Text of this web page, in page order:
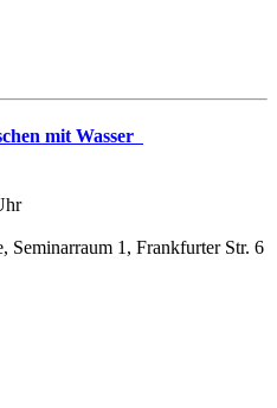
mit Wasser
Seminarraum 1, Frankfurter Str. 6